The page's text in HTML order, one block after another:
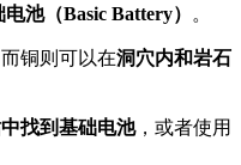
池（Basic Battery）
。
铜则可以在洞穴内和岩石
找到基础电池，或者使用